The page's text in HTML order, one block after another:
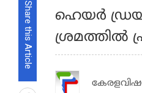
Share this Article
ഹെയര്‍
ശ്രമത്തില്‍